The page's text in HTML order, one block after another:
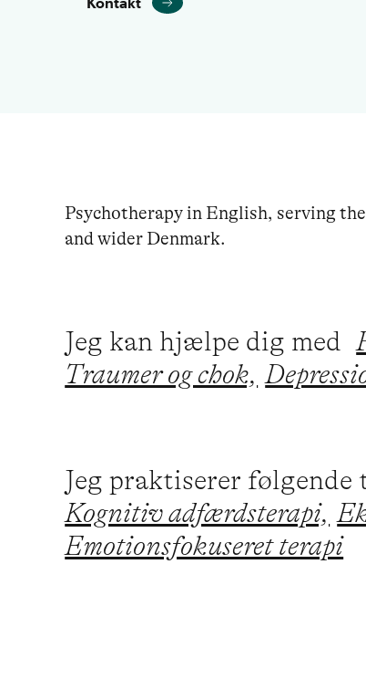
Psychotherapy in English, serving
and wider Denmark.
Jeg kan hjælpe dig med
Traumer og chok,
Jeg praktiserer følgende
Kognitiv adfærdsterapi,
Emotionsfokuseret terapi